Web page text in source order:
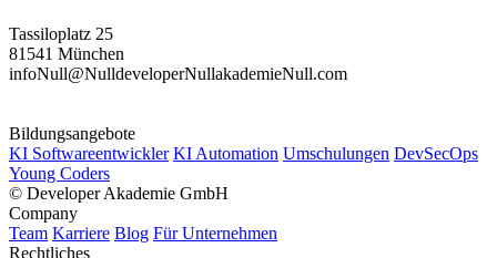
Tassiloplatz 25
81541 München
infoNull@NulldeveloperNullakademieNull.com
Bildungsangebote
KI Softwareentwickler KI Automation Umschulungen DevSecOps
Young Coders
© Developer Akademie GmbH
Company
Team Karriere Blog Für Unternehmen
Rechtliches